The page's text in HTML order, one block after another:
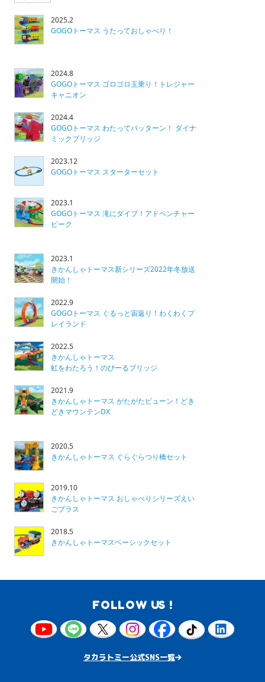
2025.2
GOGOトーマス うたっておしゃべり！
2024.8
GOGOトーマス ゴロゴロ玉乗り！トレジャー
キャニオン
2024.4
GOGOトーマス わたってバッターン！ ダイナ
ミックブリッジ
2023.12
GOGOトーマス スターターセット
2023.1
GOGOトーマス 滝にダイブ！アドベンチャー
ピーク
2023.1
きかんしゃトーマス新シリーズ2022年冬放送
開始！
2022.9
GOGOトーマス ぐるっと宙返り！わくわくプ
レイランド
2022.5
きかんしゃトーマス
虹をわたろう！のびーるブリッジ
2021.9
きかんしゃトーマス がたがたビューン！どき
どきマウンテンDX
2020.5
きかんしゃトーマス ぐらぐらつり橋セット
2019.10
きかんしゃトーマス おしゃべりシリーズえい
ごプラス
2018.5
きかんしゃトーマスベーシックセット
FOLLOW US !
タカラトミー公式SNS一覧